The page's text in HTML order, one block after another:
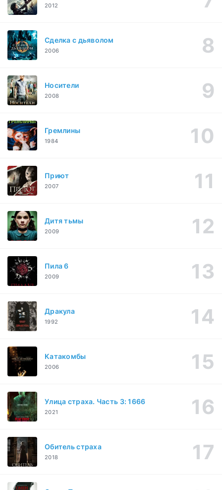
2012
Сделка с дьяволом
2006
Носители
2008
Гремлины
1984
Приют
2007
Дитя тьмы
2009
Пила 6
2009
Дракула
1992
Катакомбы
2006
Улица страха. Часть 3: 1666
2021
Обитель страха
2018